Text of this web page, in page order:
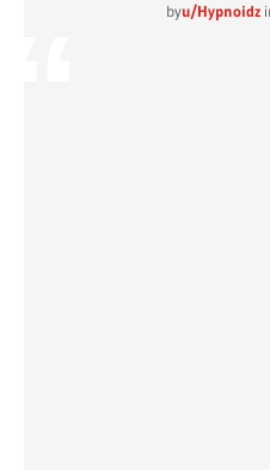
byu/Hypnoidz